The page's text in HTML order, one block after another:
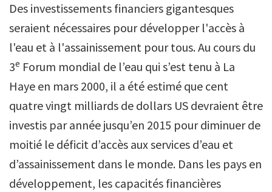
Des investissements financiers gigantesques
seraient nécessaires pour développer l'accès à
l'eau et à l'assainissement pour tous. Au cours du
3e Forum mondial de l’eau qui s’est tenu à La
Haye en mars 2000, il a été estimé que cent
quatre vingt milliards de dollars US devraient être
investis par année jusqu’en 2015 pour diminuer de
moitié le déficit d’accès aux services d’eau et
d’assainissement dans le monde. Dans les pays en
développement, les capacités financières